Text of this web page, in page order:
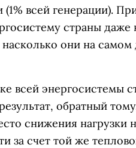
всей генерации).
страны даже
они на самом
всей энергосистемы
обратный
снижения нагрузки
за счет той же